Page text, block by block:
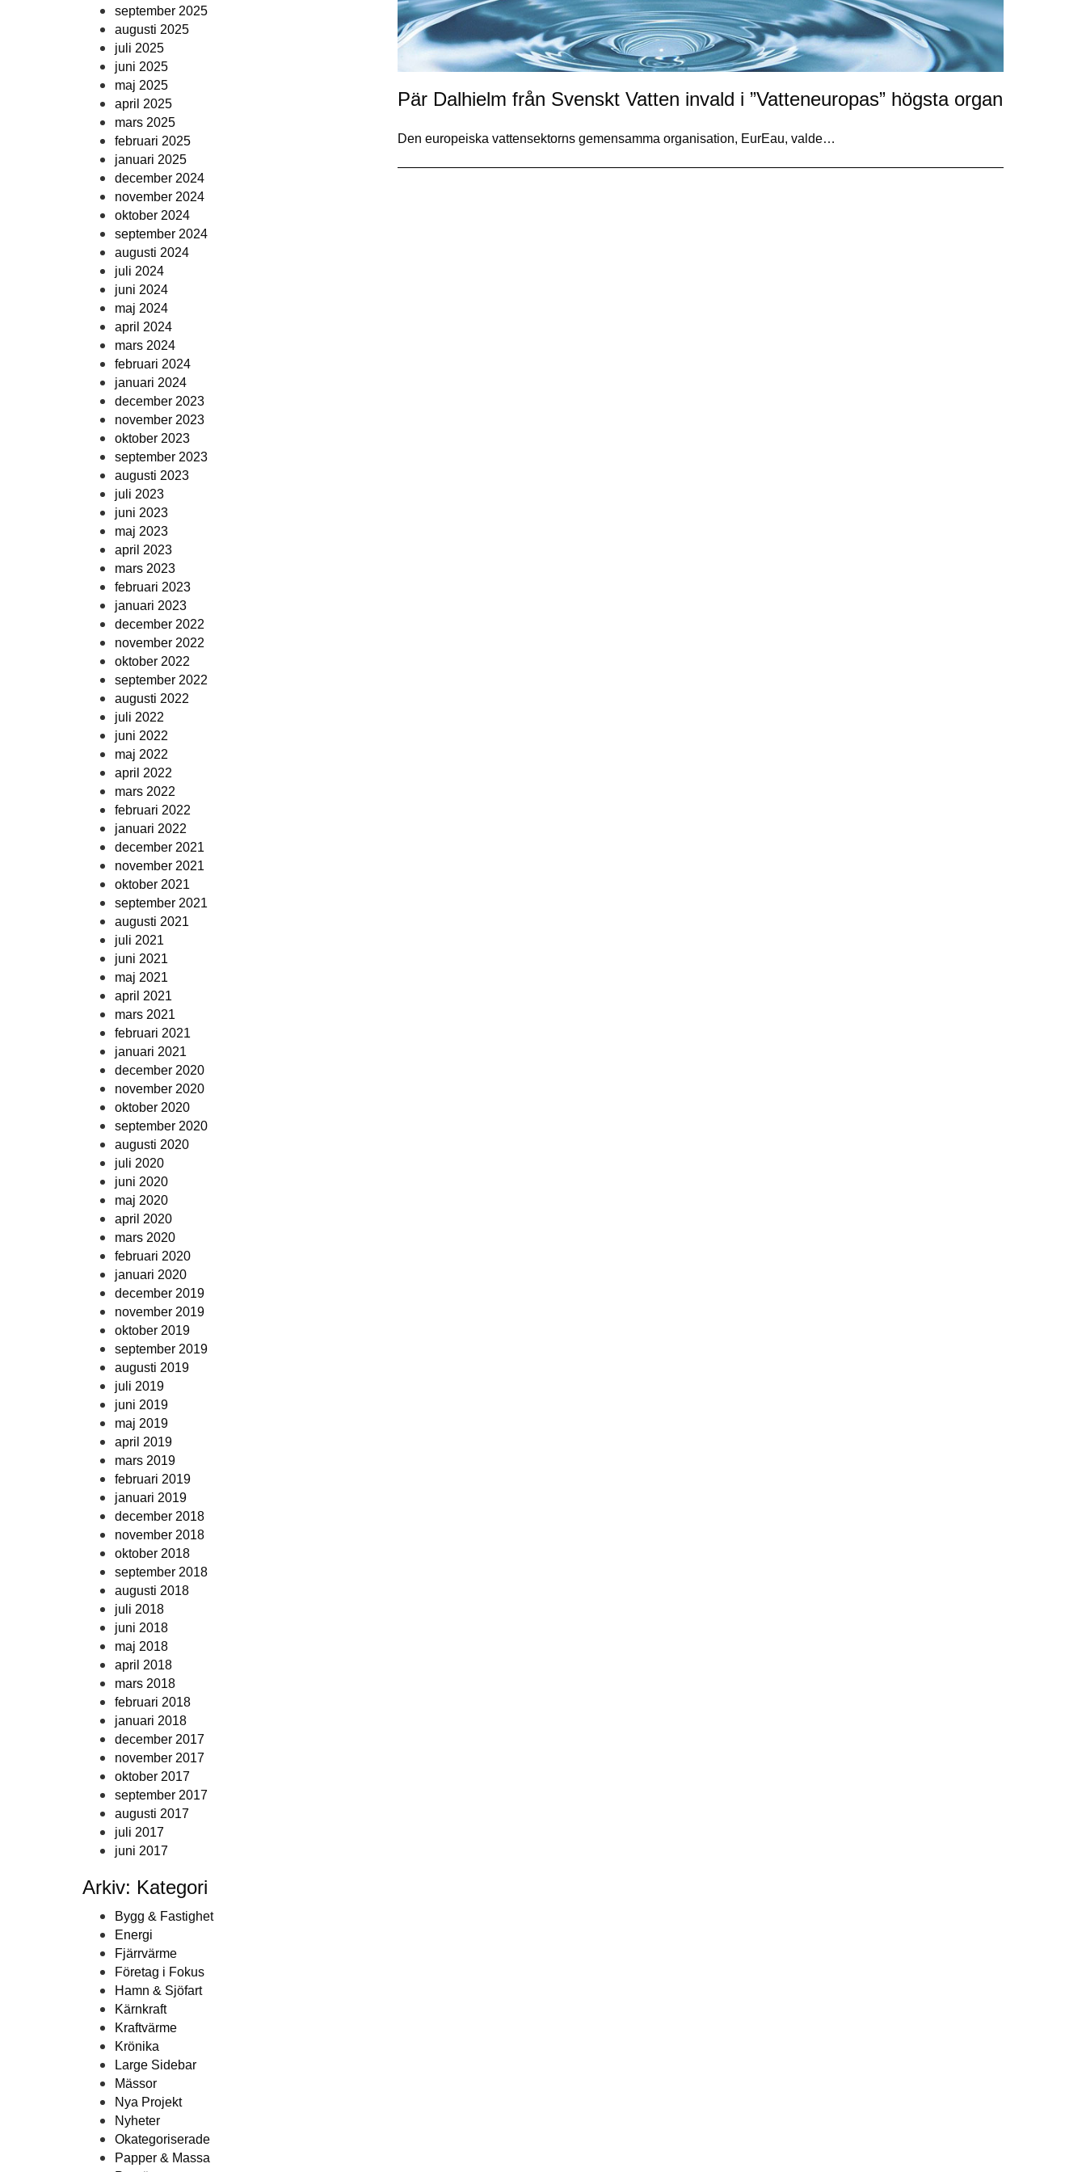
september 2025
augusti 2025
juli 2025
juni 2025
maj 2025
april 2025
mars 2025
februari 2025
januari 2025
december 2024
november 2024
oktober 2024
september 2024
augusti 2024
juli 2024
juni 2024
maj 2024
april 2024
mars 2024
februari 2024
januari 2024
december 2023
november 2023
oktober 2023
september 2023
augusti 2023
juli 2023
juni 2023
maj 2023
april 2023
mars 2023
februari 2023
januari 2023
december 2022
november 2022
oktober 2022
september 2022
augusti 2022
juli 2022
juni 2022
maj 2022
april 2022
mars 2022
februari 2022
januari 2022
december 2021
november 2021
oktober 2021
september 2021
augusti 2021
juli 2021
juni 2021
maj 2021
april 2021
mars 2021
februari 2021
januari 2021
december 2020
november 2020
oktober 2020
september 2020
augusti 2020
juli 2020
juni 2020
maj 2020
april 2020
mars 2020
februari 2020
januari 2020
december 2019
november 2019
oktober 2019
september 2019
augusti 2019
juli 2019
juni 2019
maj 2019
april 2019
mars 2019
februari 2019
januari 2019
december 2018
november 2018
oktober 2018
september 2018
augusti 2018
juli 2018
juni 2018
maj 2018
april 2018
mars 2018
februari 2018
januari 2018
december 2017
november 2017
oktober 2017
september 2017
augusti 2017
juli 2017
juni 2017
Arkiv: Kategori
Bygg & Fastighet
Energi
Fjärrvärme
Företag i Fokus
Hamn & Sjöfart
Kärnkraft
Kraftvärme
Krönika
Large Sidebar
Mässor
Nya Projekt
Nyheter
Okategoriserade
Papper & Massa
Pär Dalhielm från Svenskt Vatten invald i ”Vatteneuropas” högsta organ
Den europeiska vattensektorns gemensamma organisation, EurEau, valde…